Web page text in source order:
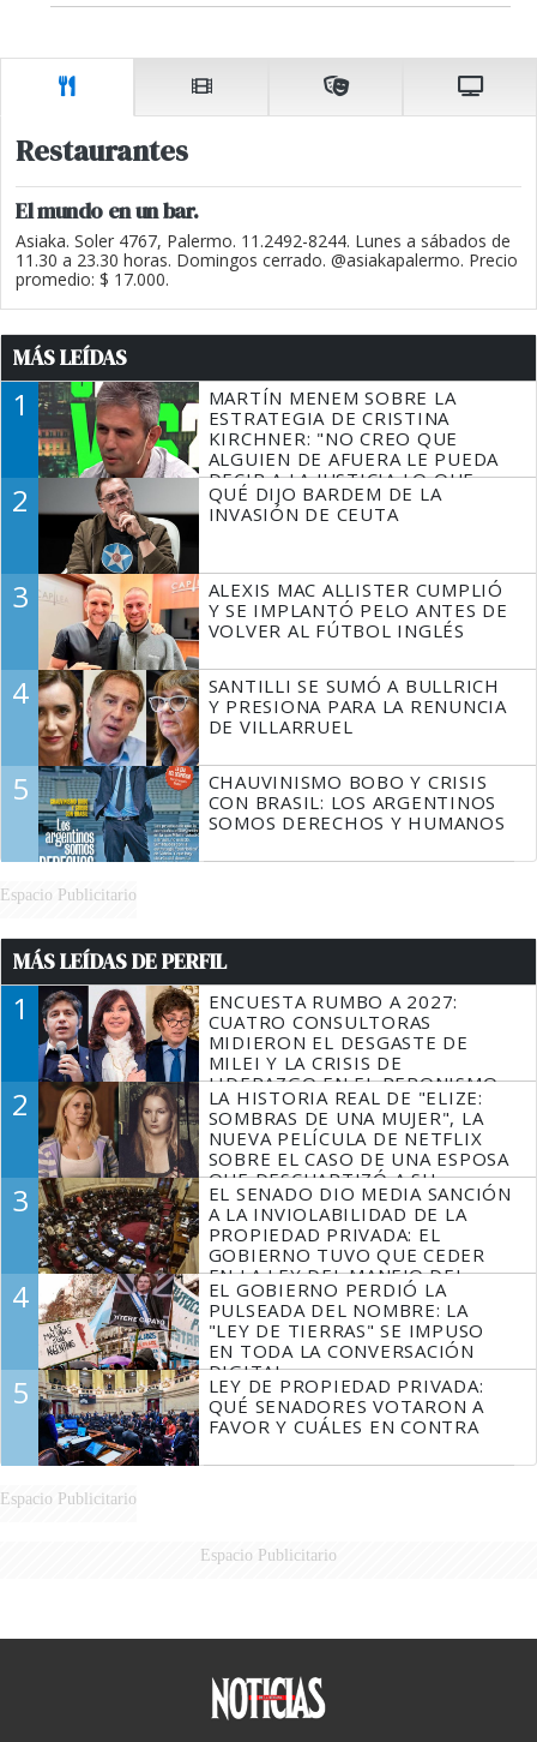
Restaurantes
El mundo en un bar.
Asiaka. Soler 4767, Palermo. 11.2492-8244. Lunes a sábados de
11.30 a 23.30 horas. Domingos cerrado. @asiakapalermo. Precio
promedio: $ 17.000.
MÁS LEÍDAS
1
MARTÍN MENEM SOBRE LA
ESTRATEGIA DE CRISTINA
KIRCHNER: "NO CREO QUE
ALGUIEN DE AFUERA LE PUEDA
DECIR A LA JUSTICIA LO QUE
TIENE QUE HACER"
2
QUÉ DIJO BARDEM DE LA
INVASIÓN DE CEUTA
3
ALEXIS MAC ALLISTER CUMPLIÓ
Y SE IMPLANTÓ PELO ANTES DE
VOLVER AL FÚTBOL INGLÉS
4
SANTILLI SE SUMÓ A BULLRICH
Y PRESIONA PARA LA RENUNCIA
DE VILLARRUEL
5
CHAUVINISMO BOBO Y CRISIS
CON BRASIL: LOS ARGENTINOS
SOMOS DERECHOS Y HUMANOS
Espacio Publicitario
MÁS LEÍDAS DE PERFIL
1
ENCUESTA RUMBO A 2027:
CUATRO CONSULTORAS
MIDIERON EL DESGASTE DE
MILEI Y LA CRISIS DE
LIDERAZGO EN EL PERONISMO
2
LA HISTORIA REAL DE "ELIZE:
SOMBRAS DE UNA MUJER", LA
NUEVA PELÍCULA DE NETFLIX
SOBRE EL CASO DE UNA ESPOSA
QUE DESCUARTIZÓ A SU
MARIDO
3
EL SENADO DIO MEDIA SANCIÓN
A LA INVIOLABILIDAD DE LA
PROPIEDAD PRIVADA: EL
GOBIERNO TUVO QUE CEDER
EN LA LEY DEL MANEJO DEL
FUEGO
4
EL GOBIERNO PERDIÓ LA
PULSEADA DEL NOMBRE: LA
"LEY DE TIERRAS" SE IMPUSO
EN TODA LA CONVERSACIÓN
DIGITAL
5
LEY DE PROPIEDAD PRIVADA:
QUÉ SENADORES VOTARON A
FAVOR Y CUÁLES EN CONTRA
Espacio Publicitario
Espacio Publicitario